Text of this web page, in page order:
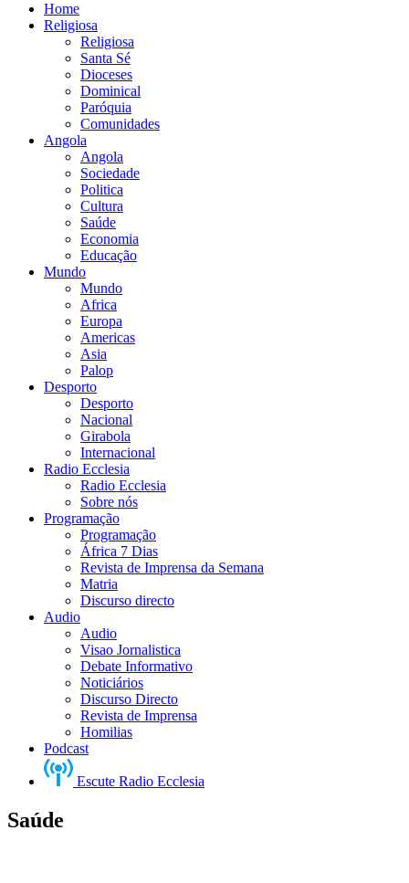
Home
Religiosa
Religiosa
Santa Sé
Dioceses
Dominical
Paróquia
Comunidades
Angola
Angola
Sociedade
Politica
Cultura
Saúde
Economia
Educação
Mundo
Mundo
Africa
Europa
Americas
Asia
Palop
Desporto
Desporto
Nacional
Girabola
Internacional
Radio Ecclesia
Radio Ecclesia
Sobre nós
Programação
Programação
África 7 Dias
Revista de Imprensa da Semana
Matria
Discurso directo
Audio
Audio
Visao Jornalistica
Debate Informativo
Noticiários
Discurso Directo
Revista de Imprensa
Homilias
Podcast
Escute Radio Ecclesia
Saúde